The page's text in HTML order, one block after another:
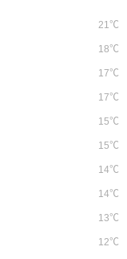
21℃
18℃
17℃
17℃
15℃
15℃
14℃
14℃
13℃
12℃